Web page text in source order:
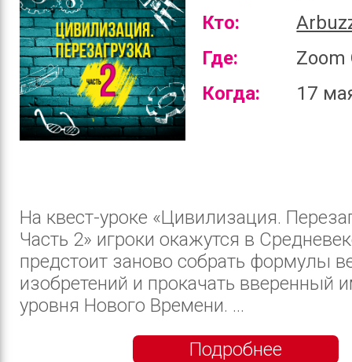
Кто:
Где:
Zoom
Когда:
17
На квест-уроке «Цивилизация.
Часть 2» игроки окажутся в
предстоит заново собрать формулы
изобретений и прокачать вверенный
уровня Нового Времени. ...
Подробнее